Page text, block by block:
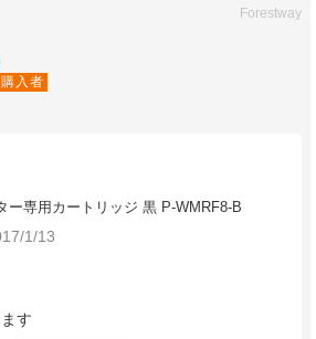
Forestway
購入者
ー専用カートリッジ 黒 P-WMRF8-B
1/13
す